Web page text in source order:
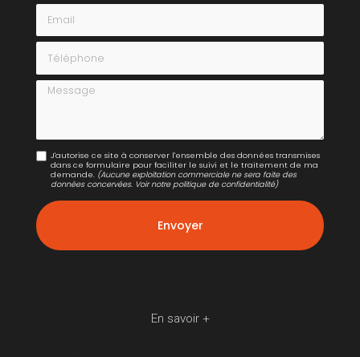
Email
Téléphone
Message
J'autorise ce site à conserver l'ensemble des données transmises
dans ce formulaire pour faciliter le suivi et le traitement de ma
demande. (Aucune exploitation commerciale ne sera faite des
données concervées. Voir notrepolitique de confidentialité)
En savoir +